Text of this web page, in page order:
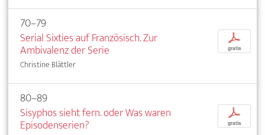
70–79
Serial Sixties auf Französisch. Zur
Ambivalenz der Serie
Christine Blättler
p
gratis
80–89
Sisyphos sieht fern. oder Was waren
Episodenserien?
p
gratis